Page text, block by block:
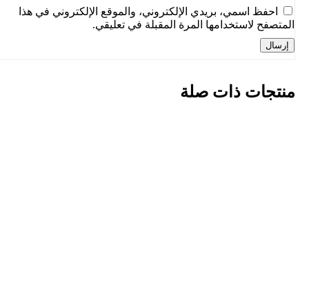
احفظ اسمي، بريدي الإلكتروني، والموقع الإلكتروني في هذا
المتصفح لاستخدامها المرة المقبلة في تعليقي.
منتجات ذات صلة